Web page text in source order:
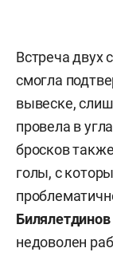
Встреча двух
смогла
вывеске,
провела в
бросков
голы, с
Билялетдинов
недоволен